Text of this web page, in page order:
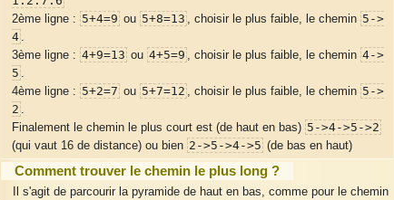
2ème ligne : 5+4=9 ou 5+8=13 , choisir le plus faible, le chemin 5->
4 .
3ème ligne : 4+9=13 ou 4+5=9 , choisir le plus faible, le chemin 4->
5 .
4ème ligne : 5+2=7 ou 5+7=12 , choisir le plus faible, le chemin 5->
2 .
Finalement le chemin le plus court est (de haut en bas) 5->4->5->2
(qui vaut 16 de distance) ou bien 2->5->4->5 (de bas en haut)
Comment trouver le chemin le plus long ?
Il s'agit de parcourir la pyramide de haut en bas, comme pour le chemin